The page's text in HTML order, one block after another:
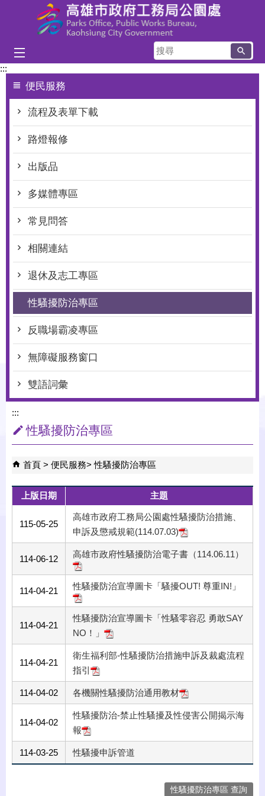
跳到主要內容區塊
搜
尋
:::
便民服務
流程及表單下載
路燈報修
出版品
多媒體專區
常見問答
相關連結
退休及志工專區
性騷擾防治專區
反職場霸凌專區
無障礙服務窗口
雙語詞彙
:::
性騷擾防治專區
首頁 便民服務 性騷擾防治專區
上版日期 主題
115-05-25
高雄市政府工務局公園處性騷擾防治措施、
申訴及懲戒規範(114.07.03)
114-06-12 高雄市政府性騷擾防治電子書（114.06.11）
114-04-21 性騷擾防治宣導圖卡「騷擾OUT! 尊重IN!」
114-04-21
性騷擾防治宣導圖卡「性騷零容忍 勇敢SAY
NO！」
114-04-21
衛生福利部-性騷擾防治措施申訴及裁處流程
指引
114-04-02 各機關性騷擾防治通用教材
114-04-02
性騷擾防治-禁止性騷擾及性侵害公開揭示海
報
114-03-25 性騷擾申訴管道
性騷擾防治專區 查詢